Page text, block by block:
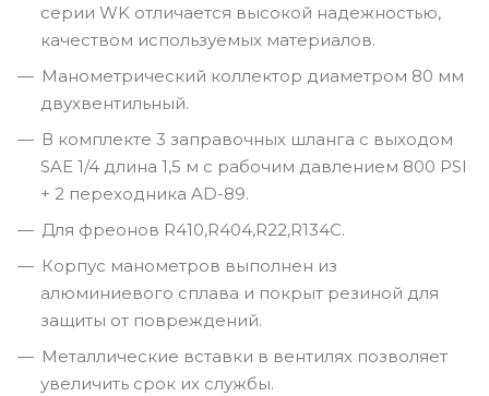
серии WK отличается высокой надежностью,
качеством используемых материалов.
Манометрический коллектор диаметром 80 мм
двухвентильный.
В комплекте 3 заправочных шланга с выходом
SAE 1/4 длина 1,5 м с рабочим давлением 800 PSI
+ 2 переходника AD-89.
Для фреонов R410,R404,R22,R134C.
Корпус манометров выполнен из
алюминиевого сплава и покрыт резиной для
защиты от повреждений.
Металлические вставки в вентилях позволяет
увеличить срок их службы.